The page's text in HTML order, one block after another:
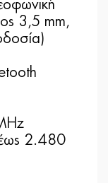
3,5 mm,
2.480